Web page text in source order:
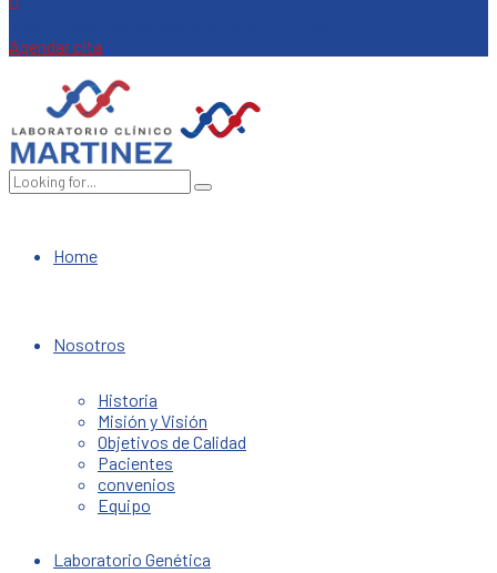
Agendar cita
Home
Nosotros
Historia
Misión y Visión
Objetivos de Calidad
Pacientes
convenios
Equipo
Laboratorio Genética